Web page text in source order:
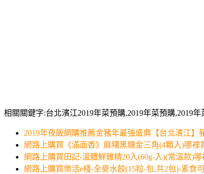
相關關鍵字:台北濱江2019年菜預購,2019年菜預購,2019
2019年夜飯網購推薦金豬年最強盛典【台北濱江】
網路上購買《滿面香》麻糬黑糖金三角(4顆入)哪裡
網路上購買田記-溫體鮮雞精20入(60g-入)(常溫款)哪
網路上購買樂活e棧-全麥水餃(15粒-包,共2包)-素食